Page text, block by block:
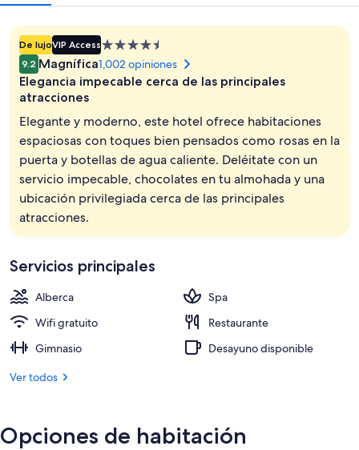
Terraza o patio
De lujoVIP AccessPropiedad
de
4.5
9.2 Magnífica1,002 opiniones
Elegancia impecable cerca de las principales
atracciones
Elegante y moderno, este hotel ofrece habitaciones
espaciosas con toques bien pensados como rosas en la
puerta y botellas de agua caliente. Deléitate con un
servicio impecable, chocolates en tu almohada y una
ubicación privilegiada cerca de las principales
atracciones.
Servicios principales
Alberca
Spa
Wifi gratuito
Restaurante
Gimnasio
Desayuno disponible
Ver todos
Opciones de habitación